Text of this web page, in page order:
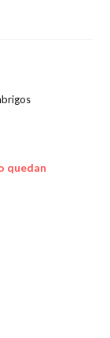
quedan